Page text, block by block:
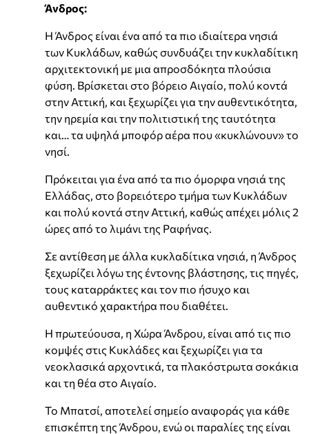
Άνδρος:
Η Άνδρος είναι ένα από τα πιο ιδιαίτερα νησιά
των Κυκλάδων, καθώς συνδυάζει την κυκλαδίτικη
αρχιτεκτονική με μια απροσδόκητα πλούσια
φύση. Βρίσκεται στο βόρειο Αιγαίο, πολύ κοντά
στην Αττική, και ξεχωρίζει για την αυθεντικότητα,
την ηρεμία και την πολιτιστική της ταυτότητα
και… τα υψηλά μποφόρ αέρα που «κυκλώνουν» το
νησί.
Πρόκειται για ένα από τα πιο όμορφα νησιά της
Ελλάδας, στο βορειότερο τμήμα των Κυκλάδων
και πολύ κοντά στην Αττική, καθώς απέχει μόλις 2
ώρες από το λιμάνι της Ραφήνας.
Σε αντίθεση με άλλα κυκλαδίτικα νησιά, η Άνδρος
ξεχωρίζει λόγω της έντονης βλάστησης, τις πηγές,
τους καταρράκτες και τον πιο ήσυχο και
αυθεντικό χαρακτήρα που διαθέτει.
Η πρωτεύουσα, η Χώρα Άνδρου, είναι από τις πιο
κομψές στις Κυκλάδες και ξεχωρίζει για τα
νεοκλασικά αρχοντικά, τα πλακόστρωτα σοκάκια
και τη θέα στο Αιγαίο.
Το Μπατσί, αποτελεί σημείο αναφοράς για κάθε
επισκέπτη της Άνδρου, ενώ οι παραλίες της είναι